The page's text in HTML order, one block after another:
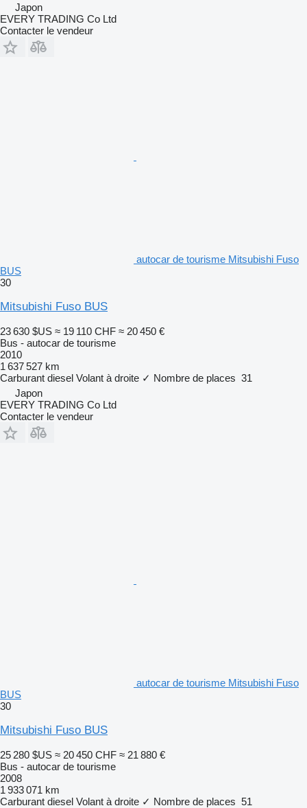
Japon
EVERY TRADING Co Ltd
Contacter le vendeur
autocar de tourisme Mitsubishi Fuso
BUS
30
Mitsubishi Fuso BUS
23 630 $US ≈ 19 110 CHF ≈ 20 450 €
Bus - autocar de tourisme
2010
1 637 527 km
Carburant diesel Volant à droite ✓ Nombre de places 31
Japon
EVERY TRADING Co Ltd
Contacter le vendeur
autocar de tourisme Mitsubishi Fuso
BUS
30
Mitsubishi Fuso BUS
25 280 $US ≈ 20 450 CHF ≈ 21 880 €
Bus - autocar de tourisme
2008
1 933 071 km
Carburant diesel Volant à droite ✓ Nombre de places 51